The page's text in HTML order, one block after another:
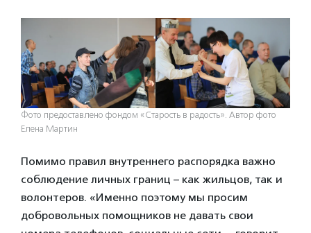
Фото предоставлено фондом «Старость в радость». Автор фото
Елена Мартин
Помимо правил внутреннего распорядка важно
соблюдение личных границ – как жильцов, так и
волонтеров. «Именно поэтому мы просим
добровольных помощников не давать свои